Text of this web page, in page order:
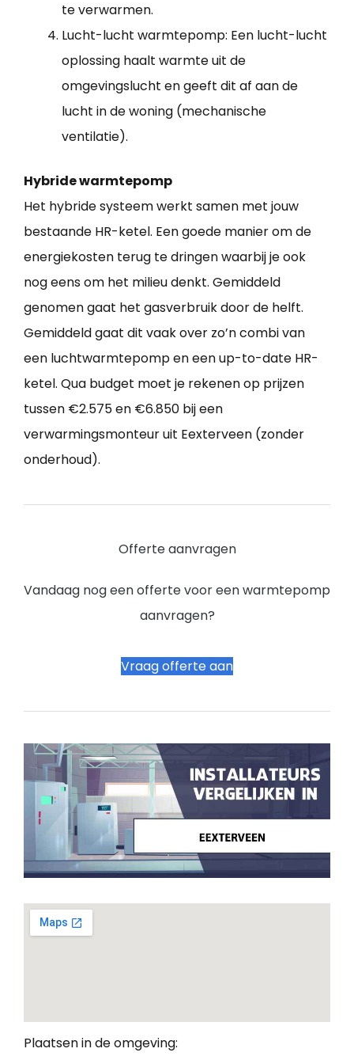
te verwarmen.
Lucht-lucht warmtepomp: Een lucht-lucht
oplossing haalt warmte uit de
omgevingslucht en geeft dit af aan de
lucht in de woning (mechanische
ventilatie).
Hybride warmtepomp
Het hybride systeem werkt samen met jouw
bestaande HR-ketel. Een goede manier om de
energiekosten terug te dringen waarbij je ook
nog eens om het milieu denkt. Gemiddeld
genomen gaat het gasverbruik door de helft.
Gemiddeld gaat dit vaak over zo’n combi van
een luchtwarmtepomp en een up-to-date HR-
ketel. Qua budget moet je rekenen op prijzen
tussen €2.575 en €6.850 bij een
verwarmingsmonteur uit Eexterveen (zonder
onderhoud).
Offerte aanvragen
Vandaag nog een offerte voor een warmtepomp
aanvragen?
Vraag offerte aan
Plaatsen in de omgeving: